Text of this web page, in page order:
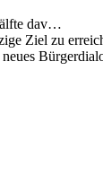
dav…
Ziel zu